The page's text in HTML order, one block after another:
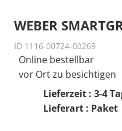
WEBER
ID 1116-00724-00269
Online bestellbar
vor Ort zu besichtigen
Lieferzeit : 3-4
Lieferart : Paket